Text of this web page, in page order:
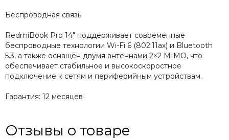
Беспроводная связь
RedmiBook Pro 14" поддерживает современные
беспроводные технологии Wi-Fi 6 (802.11ax) и Bluetooth
5.3, а также оснащён двумя антеннами 2×2 MIMO, что
обеспечивает стабильное и высокоскоростное
подключение к сетям и периферийным устройствам.
Гарантия: 12 месяцев
Отзывы о товаре